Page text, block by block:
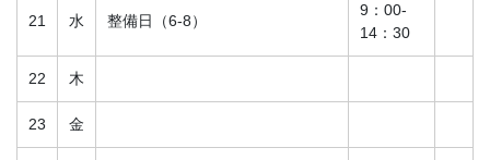
21 水 整備日（6-8）
9：00-
14：30
22 木
23 金